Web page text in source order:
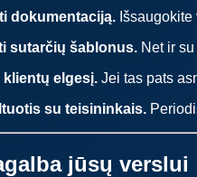
dokumentaciją.
sutarčių šablonus. Net ir
klientų elgesį. Jei tas pats
su teisininkais.
jūsų verslui